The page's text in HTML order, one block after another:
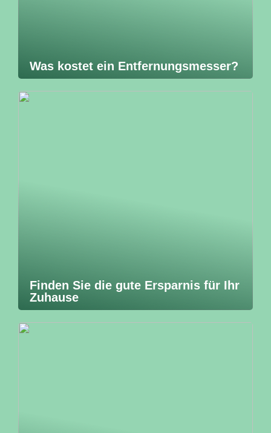
Was kostet ein Entfernungsmesser?
Finden Sie die gute Ersparnis für Ihr
Zuhause